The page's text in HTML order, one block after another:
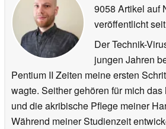
9058 Artikel auf
veröffentlicht
Der Technik-
jungen Jahren
Pentium II Zeiten meine ersten
wagte. Seither gehören für mich
und die akribische Pflege meiner
Während meiner Studienzeit